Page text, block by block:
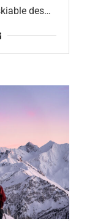
des